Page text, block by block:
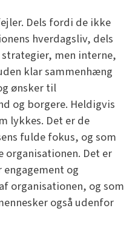
Dels fordi de ikke
hverdagsliv, dels
men interne,
klar sammenhæng
ønsker til
og borgere. Heldigvis
lykkes. Det er de
fulde fokus, og som
organisationen. Det er
og
organisationen, og som
også udenfor